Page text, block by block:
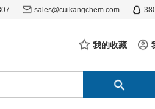
sales@cuikangchem.com
我的收藏